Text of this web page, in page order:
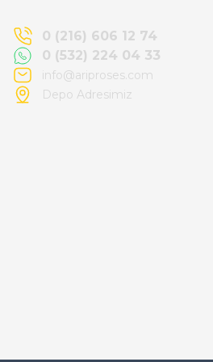
Alışveriş süreci de hızlı ve
Havale ile odeme yaptim ve
Paketleme çok profesyonelce
0 (216) 606 12 74
0 (532) 224 04 33
info@ariproses.com
Depo Adresimiz